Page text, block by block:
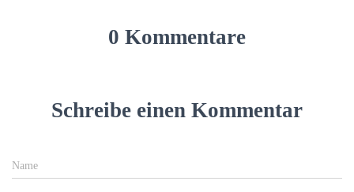
0 Kommentare
Schreibe einen Kommentar
Name